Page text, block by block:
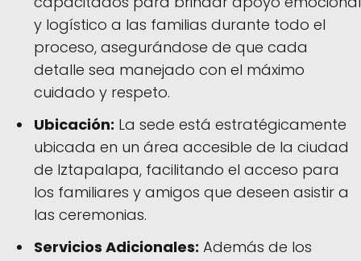
y logístico a las familias durante todo el
proceso, asegurándose de que cada
detalle sea manejado con el máximo
cuidado y respeto.
Ubicación: La sede está estratégicamente
ubicada en un área accesible de la ciudad
de Iztapalapa, facilitando el acceso para
los familiares y amigos que deseen asistir a
las ceremonias.
Servicios Adicionales: Además de los